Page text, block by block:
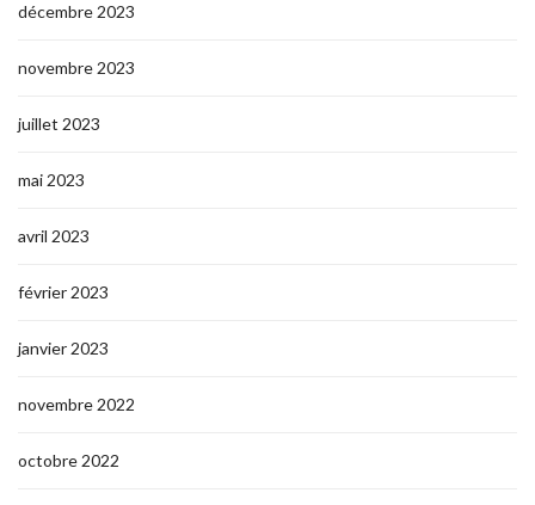
décembre 2023
novembre 2023
juillet 2023
mai 2023
avril 2023
février 2023
janvier 2023
novembre 2022
octobre 2022